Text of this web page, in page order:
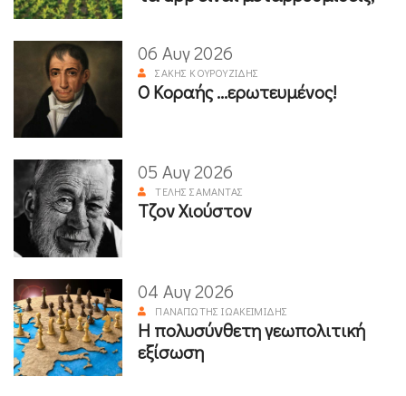
06 Αυγ 2026
ΣΆΚΗΣ ΚΟΥΡΟΥΖΊΔΗΣ
Ο Κοραής ...ερωτευμένος!
05 Αυγ 2026
ΤΈΛΗΣ ΣΑΜΑΝΤΆΣ
Τζον Χιούστον
04 Αυγ 2026
ΠΑΝΑΓΙΏΤΗΣ ΙΩΑΚΕΙΜΊΔΗΣ
Η πολυσύνθετη γεωπολιτική
εξίσωση